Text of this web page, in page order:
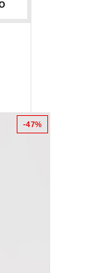
-47%